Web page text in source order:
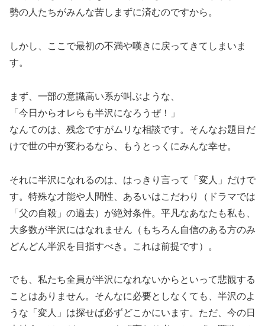
勢の人たちがみんな苦しまずに済むのですから。
しかし、ここで最初の不満や嘆きに戻ってきてしまいま
す。
まず、一部の意識高い系が叫ぶような、
「今日からオレらも半沢になろうぜ！」
なんてのは、残念ですがムリな相談です。そんなお題目だ
けで世の中が変わるなら、もうとっくにみんな幸せ。
それに半沢になれるのは、はっきり言って「変人」だけで
す。特殊な才能や人間性、あるいはこだわり（ドラマでは
「父の自殺」の過去）が絶対条件。平凡なあなたも私も、
大多数が半沢にはなれません（もちろん自信のある方のみ
どんどん半沢を目指すべき。これは前提です）。
でも、私たち全員が半沢になれないからといって悲観する
ことはありません。そんなに必要としなくても、半沢のよ
うな「変人」は探せば必ずどこかにいます。ただ、今の日